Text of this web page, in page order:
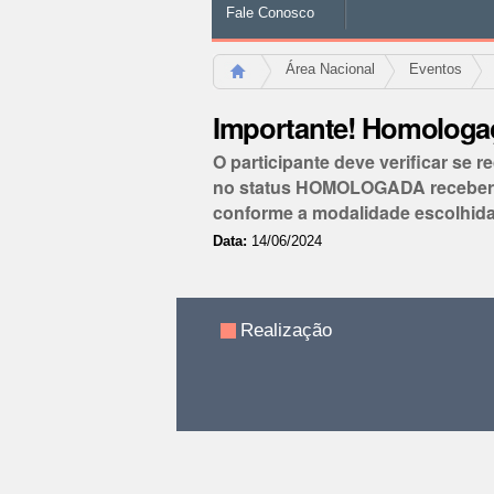
Fale Conosco
Área Nacional Eventos
Importante!
O participante deve verificar se
no status HOMOLOGADA
conforme a modalidade
Data: 14/06/2024
documento
Realização